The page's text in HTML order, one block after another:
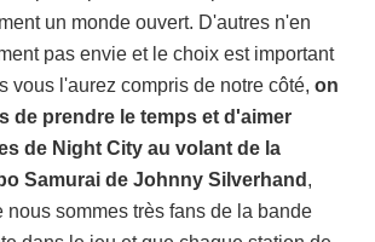
un monde ouvert. D'autres n'en
pas envie et le choix est important
vous l'aurez compris de notre côté, on
de prendre le temps et d'aimer
de Night City au volant de la
Samurai de Johnny Silverhand ,
nous sommes très fans de la bande